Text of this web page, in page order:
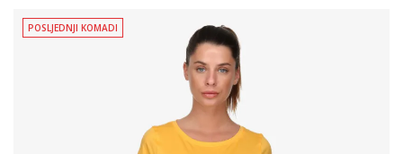
POSLJEDNJI KOMADI